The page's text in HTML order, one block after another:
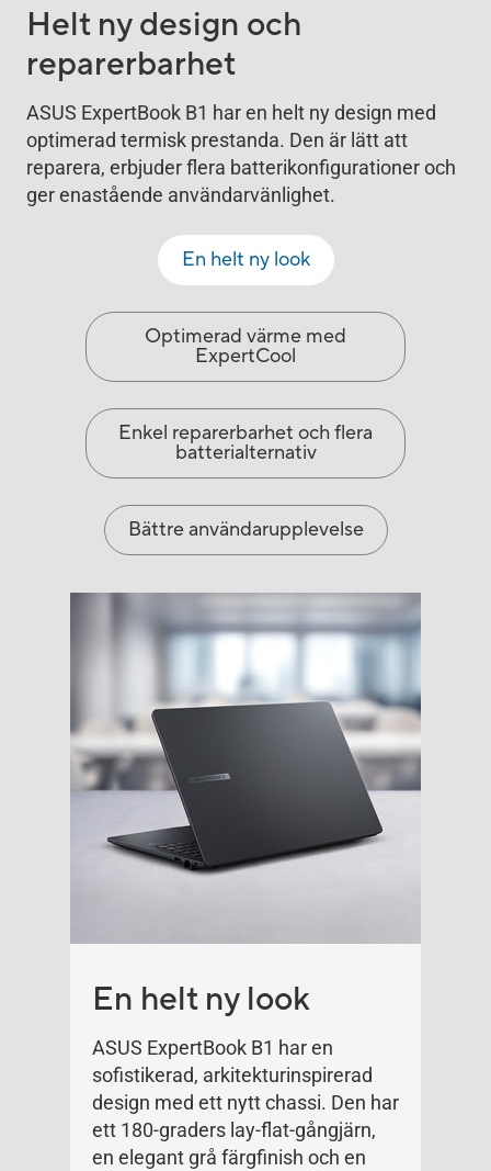
Helt ny design och
reparerbarhet
ASUS ExpertBook B1 har en helt ny design med
optimerad termisk prestanda. Den är lätt att
reparera, erbjuder flera batterikonfigurationer och
ger enastående användarvänlighet.
En helt ny look
Optimerad värme med
ExpertCool
Enkel reparerbarhet och flera
batterialternativ
Bättre användarupplevelse
En helt ny look
ASUS ExpertBook B1 har en
sofistikerad, arkitekturinspirerad
design med ett nytt chassi. Den har
ett 180-graders lay-flat-gångjärn,
en elegant grå färgfinish och en